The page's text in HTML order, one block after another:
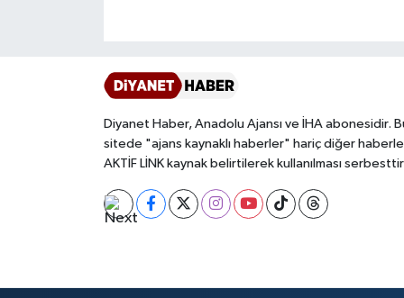
Diyanet Haber, Anadolu Ajansı ve İHA abonesidir.
sitede "ajans kaynaklı haberler" hariç diğer
AKTİF LİNK kaynak belirtilerek kullanılması
Isparta Müftülüğü
İstanbul Müftülüğü
İzmir Müftülüğü